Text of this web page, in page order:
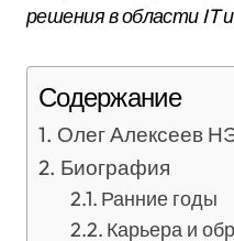
решения в области IT
Содержание
Олег Алексеев
Биография
Ранние годы
Карьера и